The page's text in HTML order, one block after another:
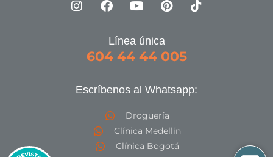
Línea única
604 44 44 005
Escríbenos al Whatsapp:
Droguería
Clínica Medellín
Clínica Bogotá